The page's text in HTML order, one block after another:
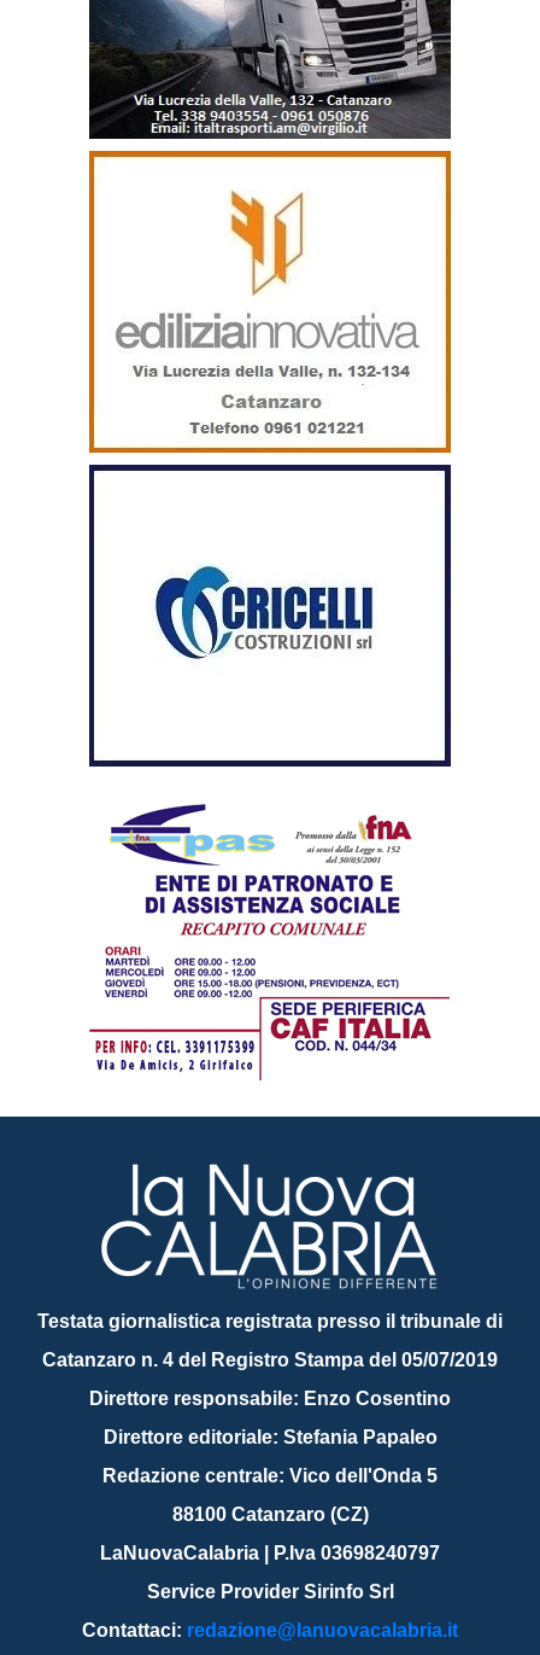
Testata giornalistica registrata presso il tribunale di
Catanzaro n. 4 del Registro Stampa del 05/07/2019
Direttore responsabile: Enzo Cosentino
Direttore editoriale: Stefania Papaleo
Redazione centrale: Vico dell'Onda 5
88100 Catanzaro (CZ)
LaNuovaCalabria | P.Iva 03698240797
Service Provider Sirinfo Srl
Contattaci: redazione@lanuovacalabria.it